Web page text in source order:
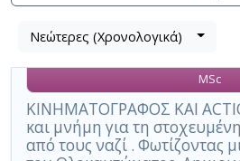
Βρέθηκε
αποτέλεσμα
,
σύνολο
σελίδων
Λίστα
τα
αποτελέσματα
αναζήτησης:
Νεώτερες (Χρονολογικά)
ΚΙΝΗΜΑΤΟΓΡΑΦΟΣ ΚΑΙ
και μνήμη για τη
από τους ναζί . Φωτίζοντας
MSc